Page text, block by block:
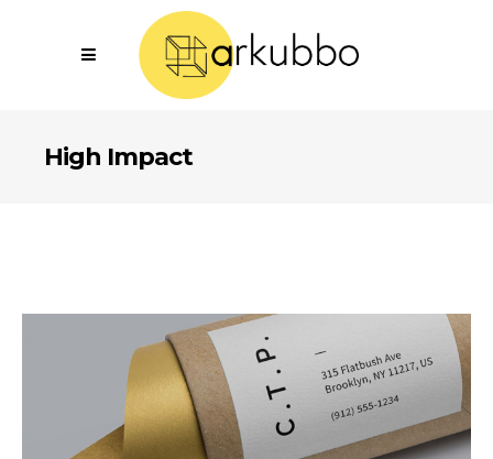
High Impact